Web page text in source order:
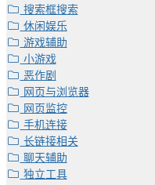
搜索框搜索
休闲娱乐
游戏辅助
小游戏
恶作剧
网页与浏览器
网页监控
手机连接
长链接相关
聊天辅助
独立工具